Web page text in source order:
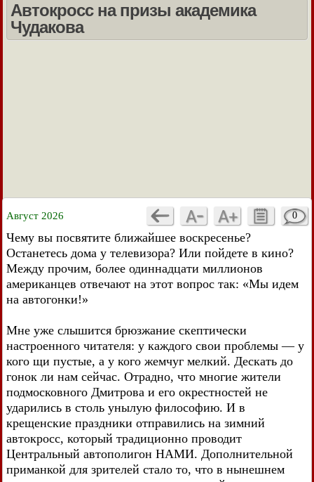
Автокросс на призы академика
Чудакова
Август 2026 0
Чему вы посвятите ближайшее воскресенье?
Останетесь дома у телевизора? Или пойдете в кино?
Между прочим, более одиннадцати миллионов
американцев отвечают на этот вопрос так: «Мы идем
на автогонки!»
Мне уже слышится брюзжание скептически
настроенного читателя: у каждого свои проблемы — у
кого щи пустые, а у кого жемчуг мелкий. Дескать до
гонок ли нам сейчас. Отрадно, что многие жители
подмосковного Дмитрова и его окрестностей не
ударились в столь унылую философию. И в
крещенские праздники отправились на зимний
автокросс, который традиционно проводит
Центральный автополигон НАМИ. Дополнительной
приманкой для зрителей стало то, что в нынешнем